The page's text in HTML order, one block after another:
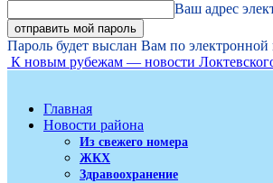
Ваш адрес
Пароль будет выслан Вам по электронной
К новым рубежам — новости
Главная
Новости района
Из свежего номера
ЖКХ
Здравоохранение